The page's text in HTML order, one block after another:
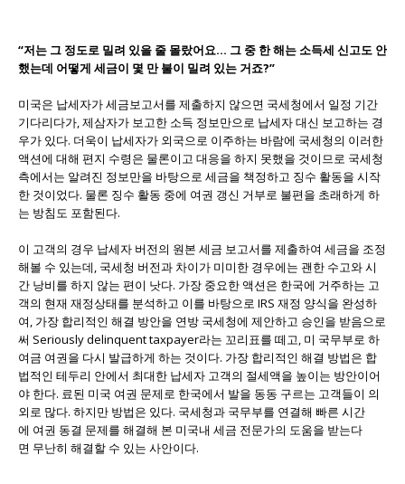
“저는 그 정도로 밀려 있을 줄 몰랐어요… 그 중 한해는 소득세 신고도 안
했는데 어떻게 세금이 몇 만 불이 밀려 있는 거죠?”
미국은 납세자가 세금보고서를 제출하지 않으면 국세청에서 일정 기간
기다리다가, 제삼자가 보고한 소득 정보만으로 납세자 대신 보고하는 경
우가 있다. 더욱이 납세자가 외국으로 이주하는 바람에 국세청의 이러한
액션에 대해 편지 수령은 물론이고 대응을 하지 못했을 것이므로 국세청
측에서는 알려진 정보만을 바탕으로 세금을 책정하고 징수 활동을 시작
한 것이었다. 물론 징수 활동 중에 여권 갱신 거부로 불편을 초래하게 하
는 방침도 포함된다.
이 고객의 경우 납세자 버전의 원본 세금 보고서를 제출하여 세금을 조정
해볼 수 있는데, 국세청 버전과 차이가 미미한 경우에는 괜한 수고와 시
간 낭비를 하지 않는 편이 낫다. 가장 중요한 액션은 한국에 거주하는 고
객의 현재 재정상태를 분석하고 이를 바탕으로 IRS 재정 양식을 완성하
여, 가장 합리적인 해결 방안을 연방 국세청에 제안하고 승인을 받음으로
써 Seriously delinquent taxpayer라는 꼬리표를 떼고, 미 국무부로 하
여금 여권을 다시 발급하게 하는 것이다. 가장 합리적인 해결 방법은 합
법적인 테두리 안에서 최대한 납세자 고객의 절세액을 높이는 방안이어
야 한다. 료된 미국 여권 문제로 한국에서 발을 동동 구르는 고객들이 의
외로 많다. 하지만 방법은 있다. 국세청과 국무부를 연결해 빠른 시간
에 여권 동결 문제를 해결해 본 미국내 세금 전문가의 도움을 받는다
면 무난히 해결할 수 있는 사안이다.